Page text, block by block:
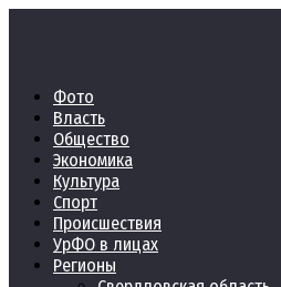
Фото
Власть
Общество
Экономика
Культура
Спорт
Происшествия
УрФО в лицах
Регионы